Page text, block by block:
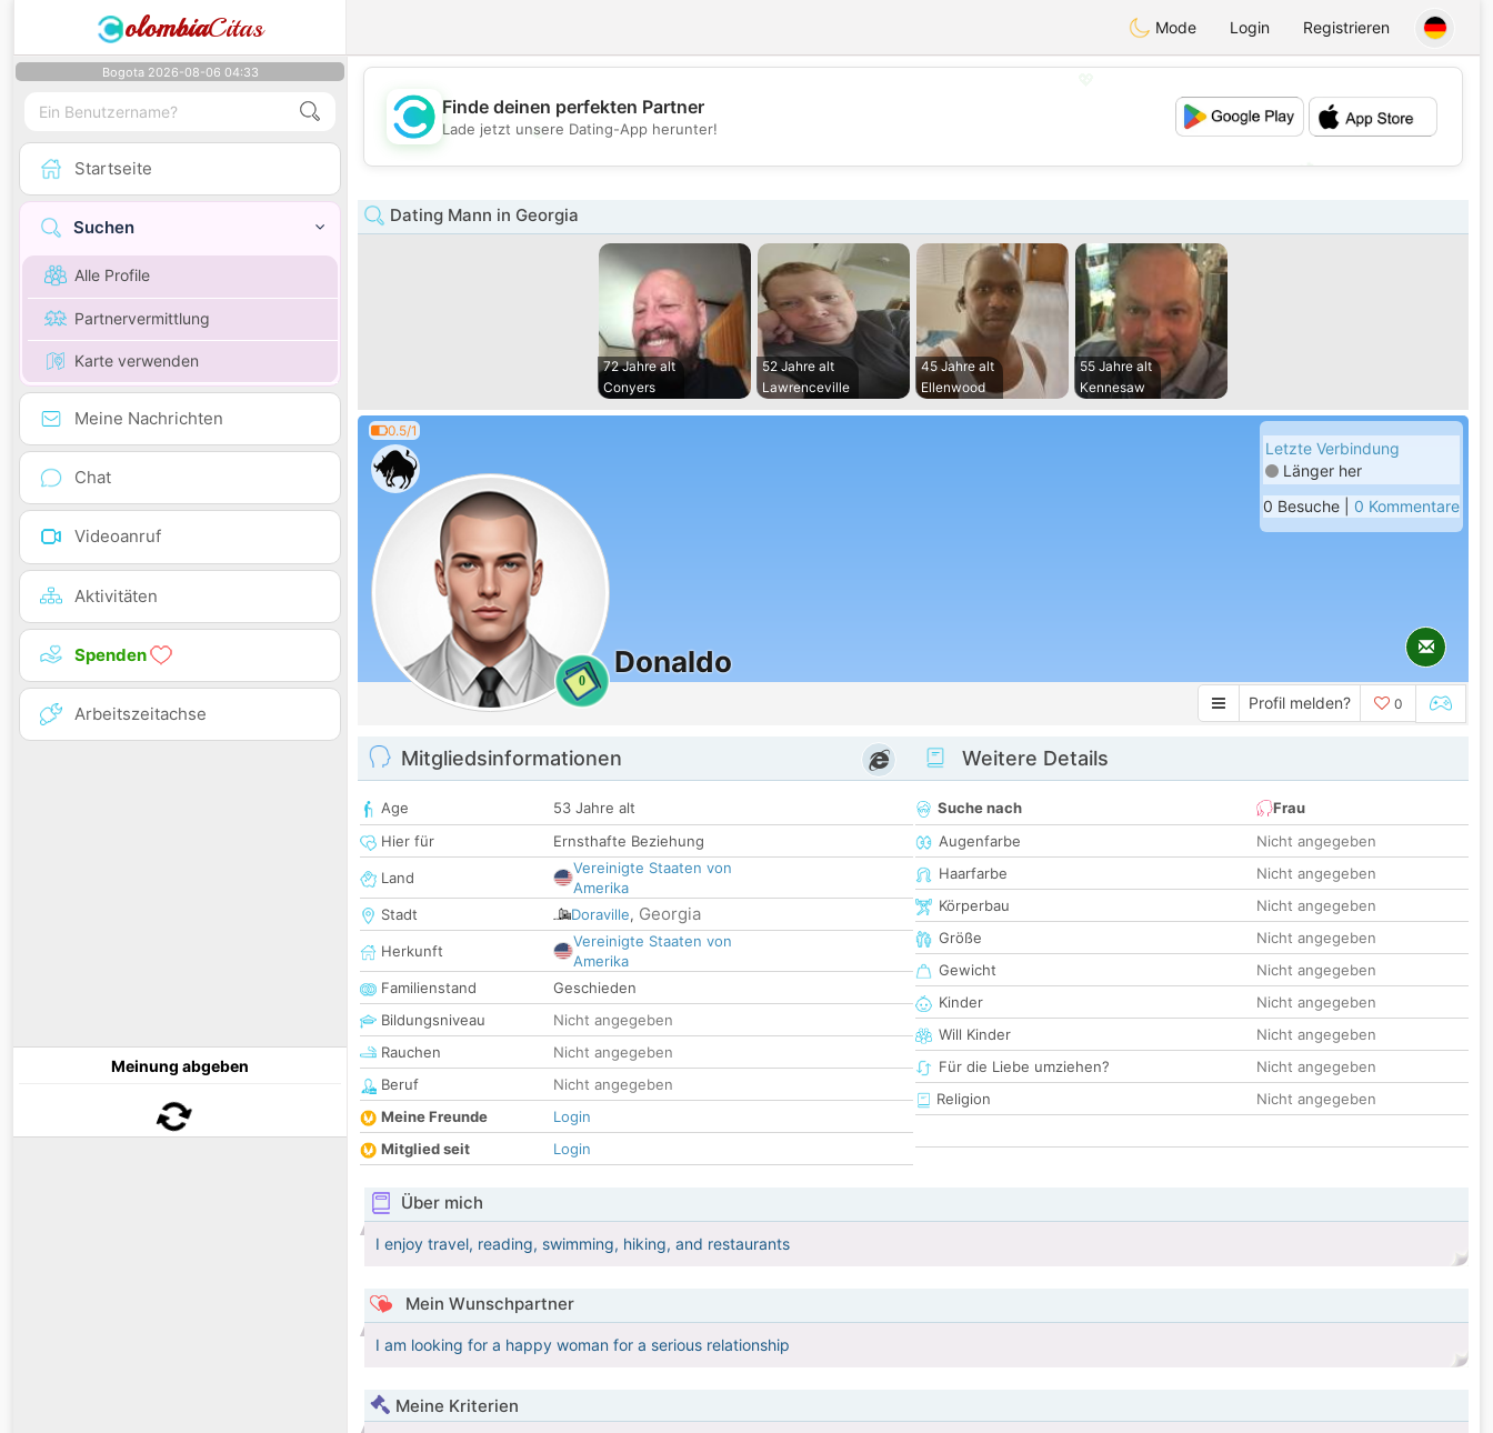
olombiaCitas Mode Login Registrieren
Bogota 2026-08-06 04:33
Startseite
Suchen
Alle Profile
Partnervermittlung
Karte verwenden
Meine Nachrichten
Chat
Videoanruf
Aktivitäten
Spenden
Arbeitszeitachse
Meinung abgeben
💖
Finde deinen perfekten Partner
Lade jetzt unsere Dating-App herunter!
Dating Mann in Georgia
72 Jahre alt
Conyers
52 Jahre alt
Lawrenceville
45 Jahre alt
Ellenwood
55 Jahre alt
Kennesaw
0.5/1
0
Donaldo
Letzte Verbindung
Länger her
0 Besuche | 0 Kommentare
Profil melden? 0
Mitgliedsinformationen
Age
53 Jahre alt
Hier für
Ernsthafte Beziehung
Land
Vereinigte Staaten von
Amerika
Stadt
Doraville, Georgia
Herkunft
Vereinigte Staaten von
Amerika
Familienstand
Geschieden
Bildungsniveau
Nicht angegeben
Rauchen
Nicht angegeben
Beruf
Nicht angegeben
Meine Freunde
Login
Mitglied seit
Login
Weitere Details
Suche nach
Frau
Augenfarbe
Nicht angegeben
Haarfarbe
Nicht angegeben
Körperbau
Nicht angegeben
Größe
Nicht angegeben
Gewicht
Nicht angegeben
Kinder
Nicht angegeben
Will Kinder
Nicht angegeben
Für die Liebe umziehen?
Nicht angegeben
Religion
Nicht angegeben
Über mich
I enjoy travel, reading, swimming, hiking, and restaurants
Mein Wunschpartner
I am looking for a happy woman for a serious relationship
Meine Kriterien